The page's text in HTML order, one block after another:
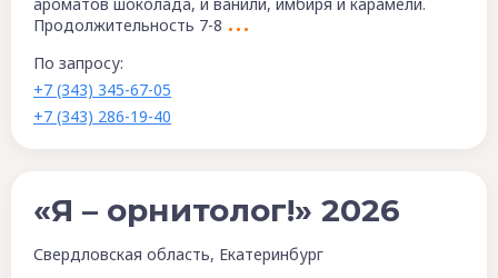
Продолжительность 7-8
По запросу:
+7 (343) 345-67-05
+7 (343) 286-19-40
«Я – орнитолог!» 2026
Свердловская область, Екатеринбург